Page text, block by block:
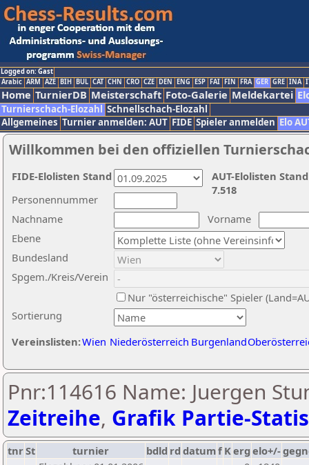
Logged on: Gast
Arabic ARM AZE BIH BUL CAT CHN CRO CZE DEN ENG ESP FAI FIN FRA GER GRE INA
Home TurnierDB Meisterschaft Foto-Galerie Meldekartei
Turnierschach-Elozahl Schnellschach-Elozahl
Allgemeines Turnier anmelden: AUT FIDE Spieler anmelden Elo
Willkommen bei den offiziellen
Nachname
Vorname
Ebene
Sortierung
Personennummer
Bundesland
Spgem./Kreis/Verein
Nur "österreichische" Spieler
Vereinslisten:Wien Niederösterreich Burgenland
AUT-Elolisten
7.518
FIDE-Elolisten Stand
Pnr:114616 Name: Juergen
Zeitreihe, Grafik Partie-
tnrSt turnier bdld rd datumf Kerg elo+/-